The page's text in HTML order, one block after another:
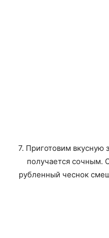
7. Приготовим вкусную
получается сочным.
рубленный чеснок